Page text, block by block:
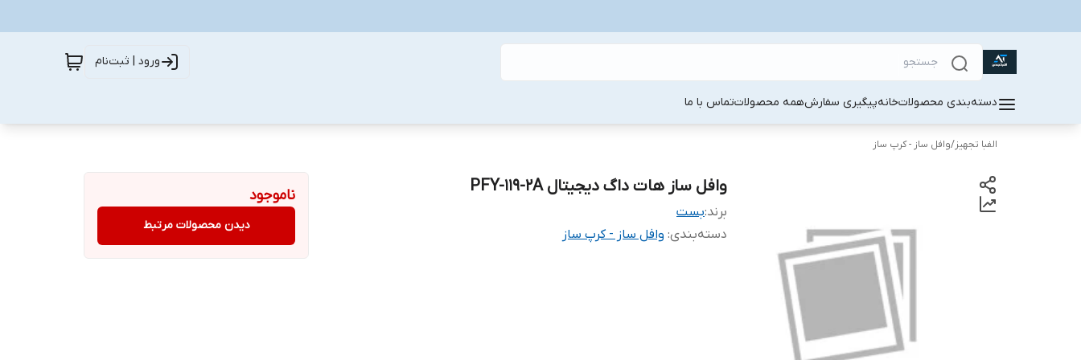
ورود | ثبت‌نام
دسته‌بندی محصولاتخانهپیگیری سفارشهمه محصولاتتماس با ما
الفبا تجهیز/وافل ساز - کرپ ساز
وافل ساز هات داگ دیجیتال PFY-119-2A
برند:بست
دسته‌بندی: وافل ساز - کرپ ساز
ناموجود
دیدن محصولات مرتبط